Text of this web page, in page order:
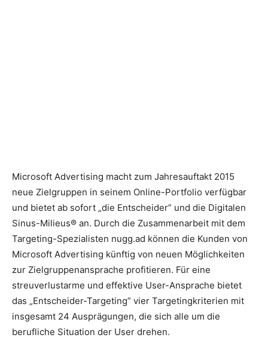
Microsoft Advertising macht zum Jahresauftakt 2015
neue Zielgruppen in seinem Online-Portfolio verfügbar
und bietet ab sofort „die Entscheider” und die Digitalen
Sinus-Milieus® an. Durch die Zusammenarbeit mit dem
Targeting-Spezialisten nugg.ad können die Kunden von
Microsoft Advertising künftig von neuen Möglichkeiten
zur Zielgruppenansprache profitieren. Für eine
streuverlustarme und effektive User-Ansprache bietet
das „Entscheider-Targeting” vier Targetingkriterien mit
insgesamt 24 Ausprägungen, die sich alle um die
berufliche Situation der User drehen.